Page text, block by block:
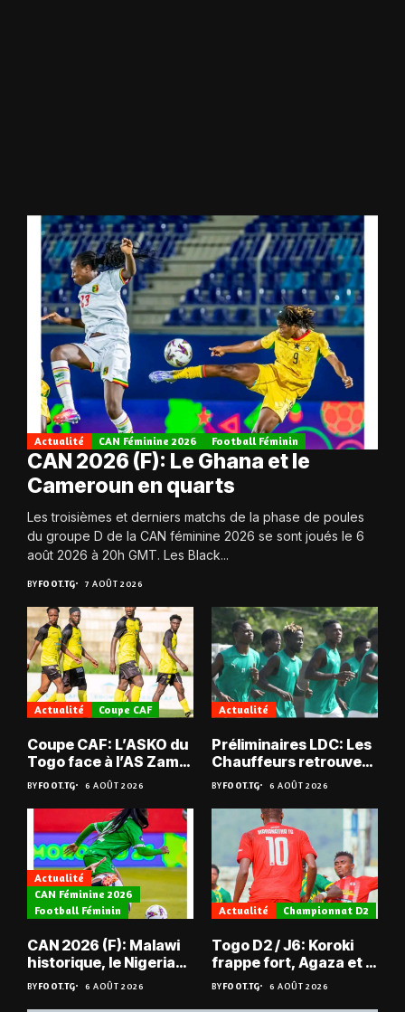
Actualité CAN Féminine 2026 Football Féminin
CAN 2026 (F): Le Ghana et le
Cameroun en quarts
Les troisièmes et derniers matchs de la phase de poules
du groupe D de la CAN féminine 2026 se sont joués le 6
août 2026 à 20h GMT. Les Black...
BYFOOT.TG 7 AOÛT 2026
Actualité Coupe CAF
Coupe CAF: L’ASKO du
Togo face à l’AS Zam
du Niger
BYFOOT.TG 6 AOÛT 2026
Actualité
Préliminaires LDC: Les
Chauffeurs retrouvent
les Mimos
BYFOOT.TG 6 AOÛT 2026
Actualité
CAN Féminine 2026
Football Féminin
CAN 2026 (F): Malawi
historique, le Nigeria
sauvé, la Zambie
éliminée
BYFOOT.TG 6 AOÛT 2026
Actualité Championnat D2
Togo D2 / J6: Koroki
frappe fort, Agaza et la
JCA assurent,
suspense avant Sara
BYFOOT.TG 6 AOÛT 2026